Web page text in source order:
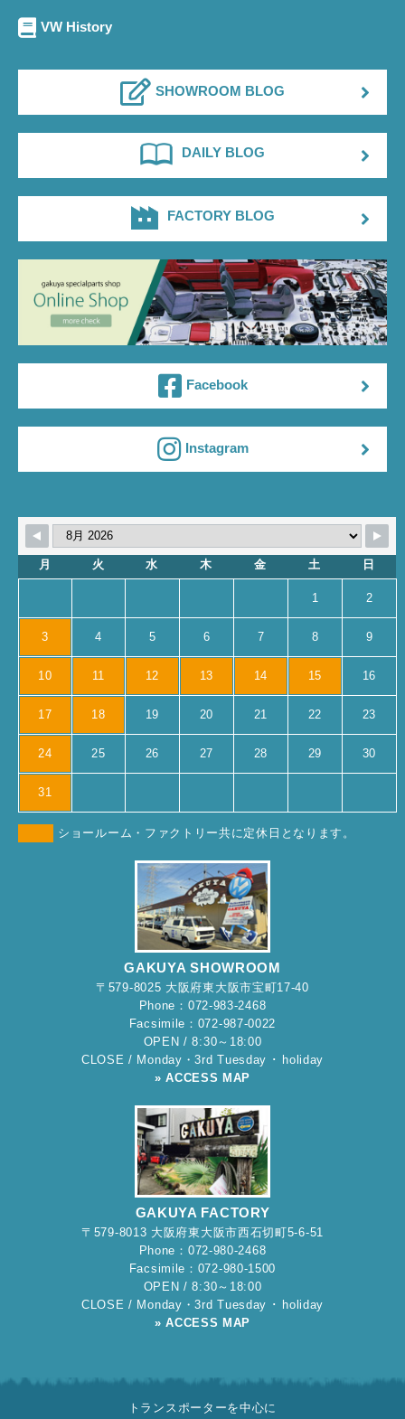
VW History
Facebook
Instagram
SHOWROOM BLOG
DAILY BLOG
FACTORY BLOG
月 火 水 木 金 土 日
1 2
3 4 5 6 7 8 9
10 11 12 13 14 15 16
17 18 19 20 21 22 23
24 25 26 27 28 29 30
31
ショールーム・ファクトリー共に定休日となります。
GAKUYA SHOWROOM
〒579-8025 大阪府東大阪市宝町17-40
Phone：072-983-2468
Facsimile：072-987-0022
OPEN / 8:30～18:00
CLOSE / Monday・3rd Tuesday ･ holiday
» ACCESS MAP
GAKUYA FACTORY
〒579-8013 大阪府東大阪市西石切町5-6-51
Phone：072-980-2468
Facsimile：072-980-1500
OPEN / 8:30～18:00
CLOSE / Monday・3rd Tuesday ･ holiday
» ACCESS MAP
トランスポーターを中心に